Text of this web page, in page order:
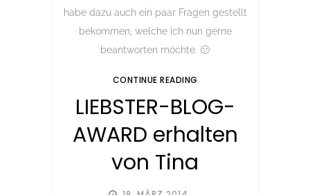
LIEBSTER-BLOG-
AWARD erhalten
von Tina
habe dazu auch ein paar Fragen gestellt
bekommen, welche ich nun gerne
beantworten möchte. 🙂
CONTINUE READING